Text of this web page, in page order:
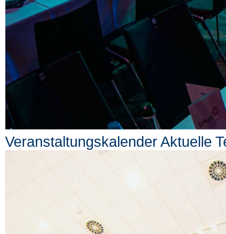
VeranstaltungskalenderAktuelle